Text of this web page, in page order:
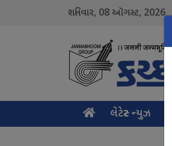
શનિવાર, 08ઑગસ્ટ, 2026
લેટેસ્ટ ન્યુઝ